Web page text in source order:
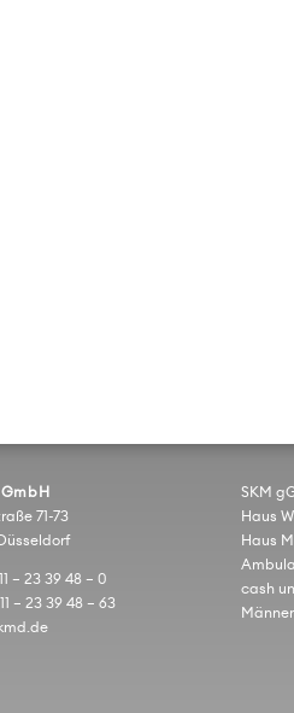
71-73
– 23 39 48 – 0
– 23 39 48 – 63
SKM
Haus
Haus
cash